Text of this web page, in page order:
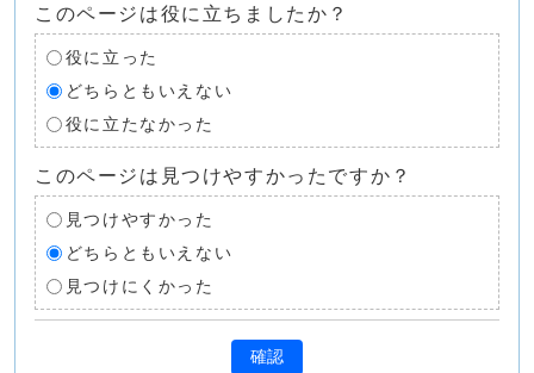
このページは役に立ちましたか？
役に立った
どちらともいえない
役に立たなかった
このページは見つけやすかったですか？
見つけやすかった
どちらともいえない
見つけにくかった
確認